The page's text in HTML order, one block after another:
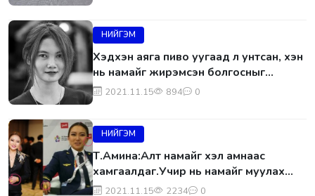
НИЙГЭМ
Хэдхэн аяга пиво уугаад л унтсан, хэн
нь намайг жирэмсэн болгосныг
мэдэхгүй
2021.11.15 894 0
НИЙГЭМ
Т.Амина:Алт намайг хэл амнаас
хамгаалдаг.Учир нь намайг муулах
гэж байсан хүмүүс алт руу минь хараад
2021.11.15 2234 0